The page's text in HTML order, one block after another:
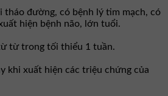
tháo đường, có bệnh lý tim mạch, có
hiện bệnh não, lớn tuổi.
từ trong tối thiểu 1 tuần.
khi xuất hiện các triệu chứng của